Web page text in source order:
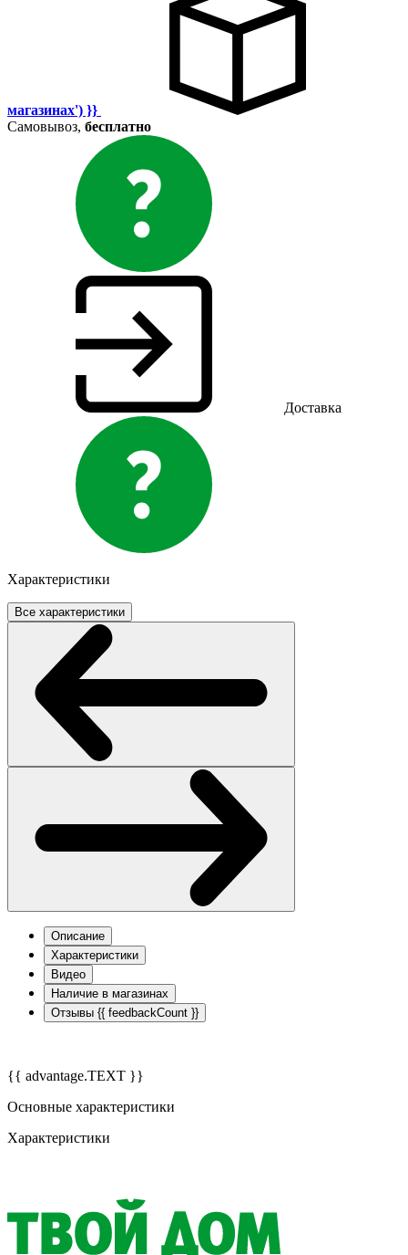
магазинах') }}
Самовывоз, бесплатно
Доставка
Характеристики
Все характеристики
Описание
Характеристики
Видео
Наличие в магазинах
Отзывы {{ feedbackCount }}
{{ advantage.TEXT }}
Основные характеристики
Характеристики